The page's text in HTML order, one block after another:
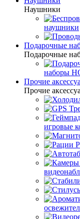
Наушники
наушники
Подарочные
Подарочные
наборы
Прочие
Прочие
игровые